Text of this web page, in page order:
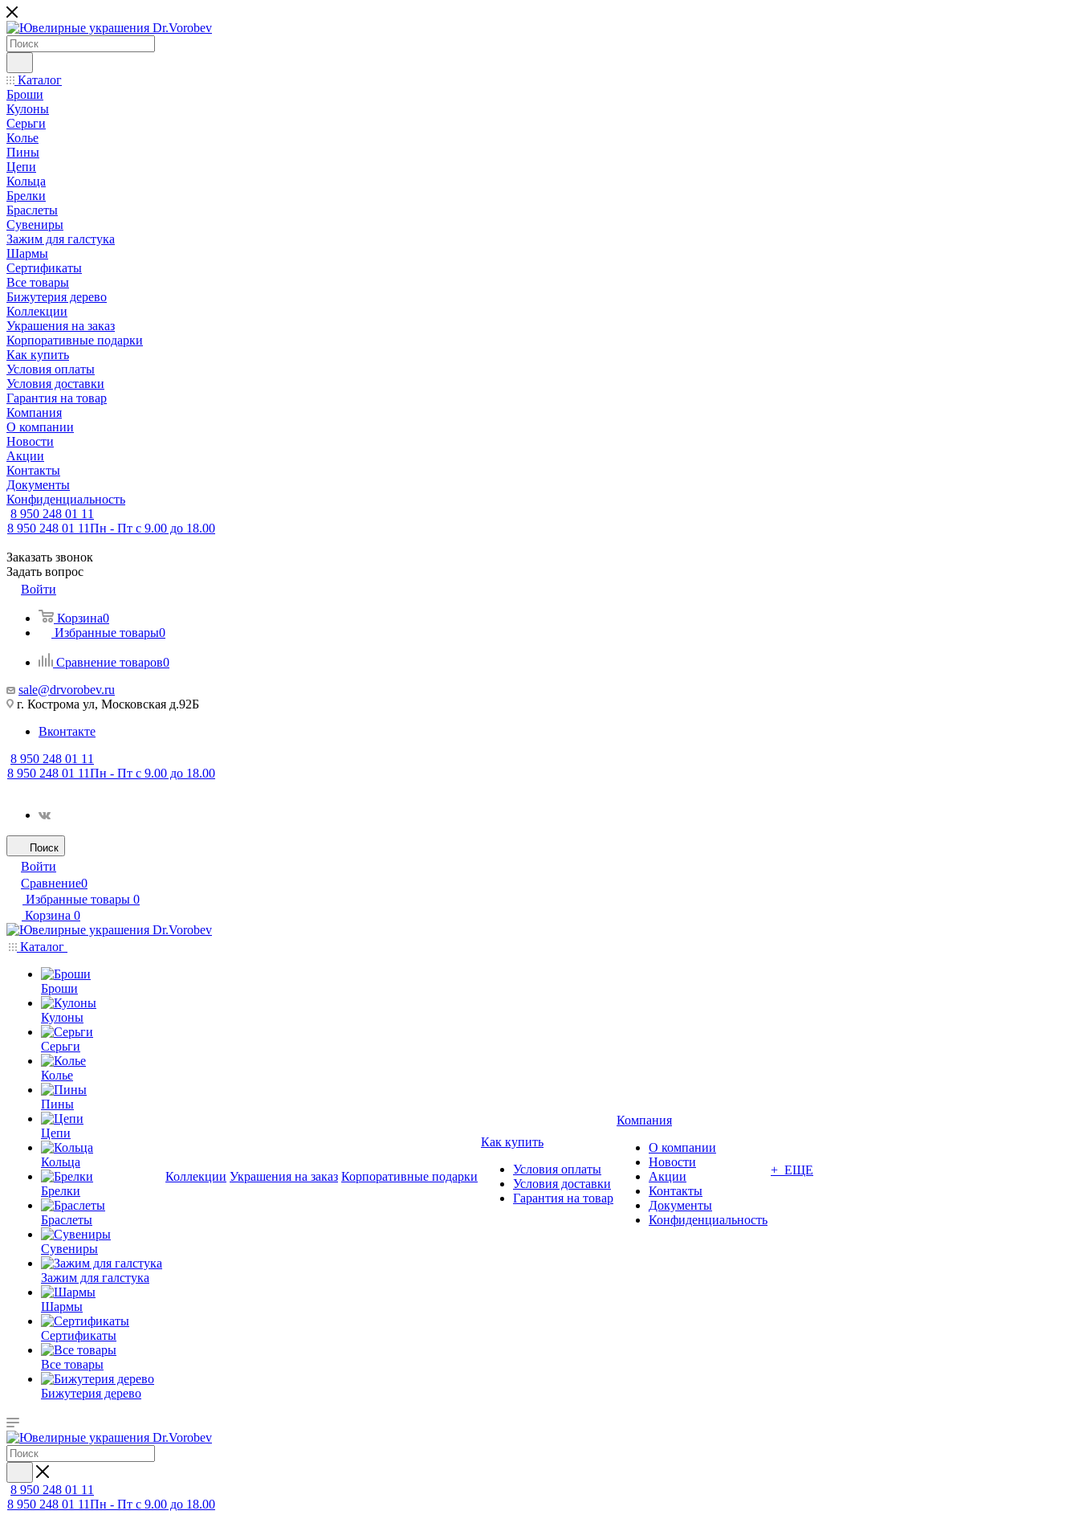
Каталог
Броши
Кулоны
Серьги
Колье
Пины
Цепи
Кольца
Брелки
Браслеты
Сувениры
Зажим для галстука
Шармы
Сертификаты
Все товары
Бижутерия дерево
Коллекции
Украшения на заказ
Корпоративные подарки
Как купить
Условия оплаты
Условия доставки
Гарантия на товар
Компания
О компании
Новости
Акции
Контакты
Документы
Конфиденциальность
8 950 248 01 11
8 950 248 01 11Пн - Пт с 9.00 до 18.00
Заказать звонок
Задать вопрос
Войти
Корзина0
Избранные товары0
Сравнение товаров0
sale@drvorobev.ru
г. Кострома ул, Московская д.92Б
Вконтакте
8 950 248 01 11
8 950 248 01 11Пн - Пт с 9.00 до 18.00
Поиск
Войти
Сравнение0
Избранные товары 0
Корзина 0
Каталог
Броши
Кулоны
Серьги
Колье
Пины
Цепи
Кольца
Брелки
Браслеты
Сувениры
Зажим для галстука
Шармы
Сертификаты
Все товары
Бижутерия дерево
Коллекции Украшения на заказ Корпоративные подарки
Как купить
Условия оплаты
Условия доставки
Гарантия на товар
Компания
О компании
Новости
Акции
Контакты
Документы
Конфиденциальность
+ ЕЩЕ
8 950 248 01 11
8 950 248 01 11Пн - Пт с 9.00 до 18.00